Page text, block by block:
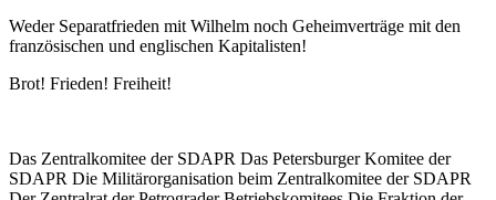
Weder Separatfrieden mit Wilhelm noch Geheimverträge mit den
französischen und englischen Kapitalisten!
Brot! Frieden! Freiheit!
Das Zentralkomitee der SDAPR Das Petersburger Komitee der
SDAPR Die Militärorganisation beim Zentralkomitee der SDAPR